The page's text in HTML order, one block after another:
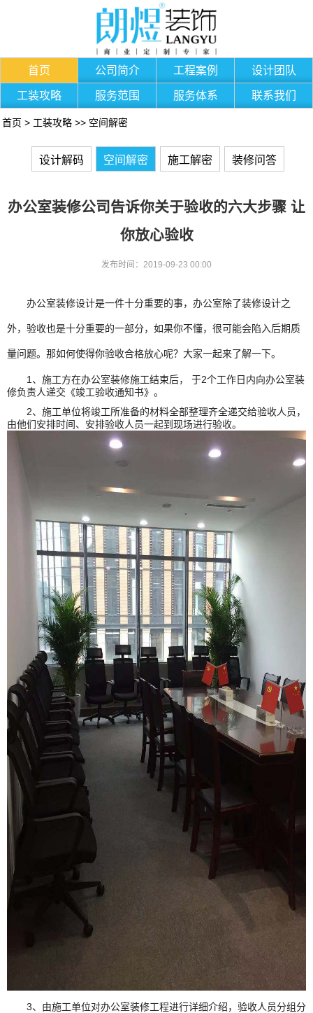
首页 公司简介 工程案例 设计团队
工装攻略 服务范围 服务体系 联系我们
首页 > 工装攻略 >> 空间解密
设计解码 空间解密 施工解密 装修问答
办公室装修公司告诉你关于验收的六大步骤 让
你放心验收
发布时间：2019-09-23 00:00
办公室装修设计是一件十分重要的事，办公室除了装修设计之
外，验收也是十分重要的一部分，如果你不懂，很可能会陷入后期质
量问题。那如何使得你验收合格放心呢？大家一起来了解一下。
1、 施工方在办公室装修施工结束后， 于2个工作日内向办公室装
修负责人递交《竣工验收通知书》。
2、 施工单位将竣工所准备的材料全部整理齐全递交给验收人员，
由他们安排时间、安排验收人员一起到现场进行验收。
3、 由施工单位对办公室装修工程进行详细介绍，验收人员分组分